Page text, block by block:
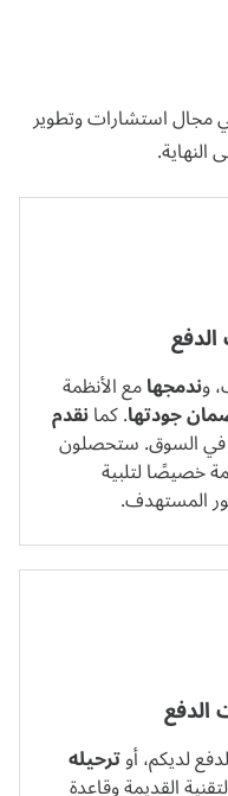
استشارات وتطوير
النهاية.
وندمجهامع الأنظمة
جودتها. كمانقدم
في السوق. ستحصلون
خصيصًا لتلبية
المستهدف.
لديكم، أوترحيله